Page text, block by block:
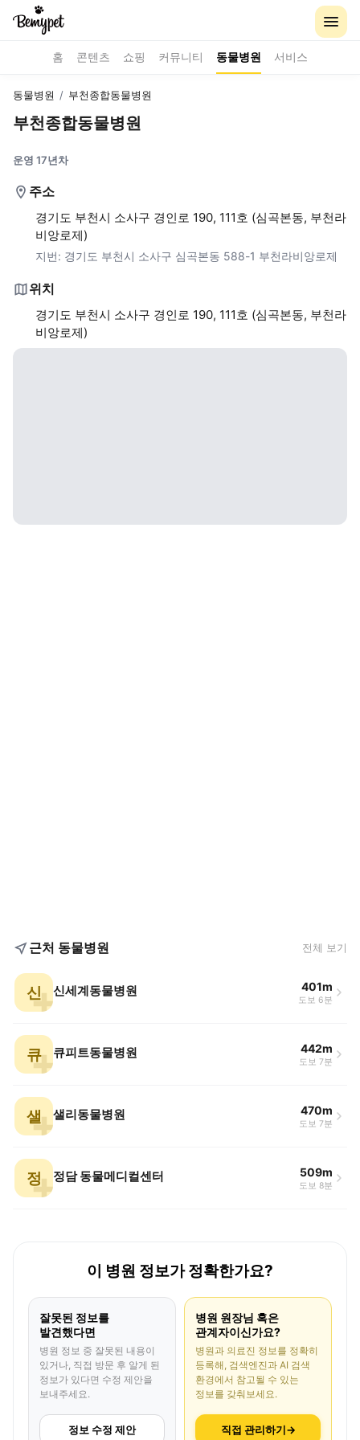
홈 콘텐츠 쇼핑 커뮤니티 동물병원 서비스
동물병원 / 부천종합동물병원
부천종합동물병원
운영 17년차
주소
경기도 부천시 소사구 경인로 190, 111호 (심곡본동, 부천라
비앙로제)
지번: 경기도 부천시 소사구 심곡본동 588-1 부천라비앙로제
위치
경기도 부천시 소사구 경인로 190, 111호 (심곡본동, 부천라
비앙로제)
근처 동물병원 전체 보기
신 신세계동물병원 401m
도보 6분
큐 큐피트동물병원 442m
도보 7분
샐 샐리동물병원 470m
도보 7분
정 정담 동물메디컬센터 509m
도보 8분
이 병원 정보가 정확한가요?
잘못된 정보를
발견했다면
병원 정보 중 잘못된 내용이
있거나, 직접 방문 후 알게 된
정보가 있다면 수정 제안을
보내주세요.
정보 수정 제안
병원 원장님 혹은
관계자이신가요?
병원과 의료진 정보를 정확히
등록해, 검색엔진과 AI 검색
환경에서 참고될 수 있는
정보를 갖춰보세요.
직접 관리하기→